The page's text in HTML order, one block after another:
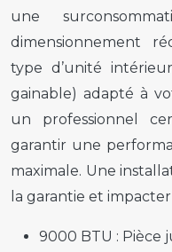
une
dimensionnement
type d’unité
gainable) adapté à
un professionnel
garantir une
maximale. Une
la garantie et
9000 BTU : Pièce